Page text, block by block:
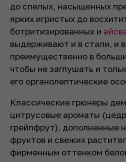
до спелых, насыщенных
ярких игристых до
ботритизированных и
выдерживают и в стали, и
преимущественно в
чтобы не заглушать и
его органолептические
Классические грюнеры
цитрусовые ароматы
грейпфрут), дополненные
фруктов и свежих
фирменным оттенком